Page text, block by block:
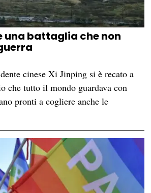
una battaglia che non
cinese Xi Jinping si è recato a
che tutto il mondo guardava con
pronti a cogliere anche le